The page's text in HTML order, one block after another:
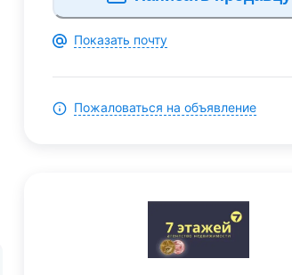
Показать почту
Пожаловаться на объявление